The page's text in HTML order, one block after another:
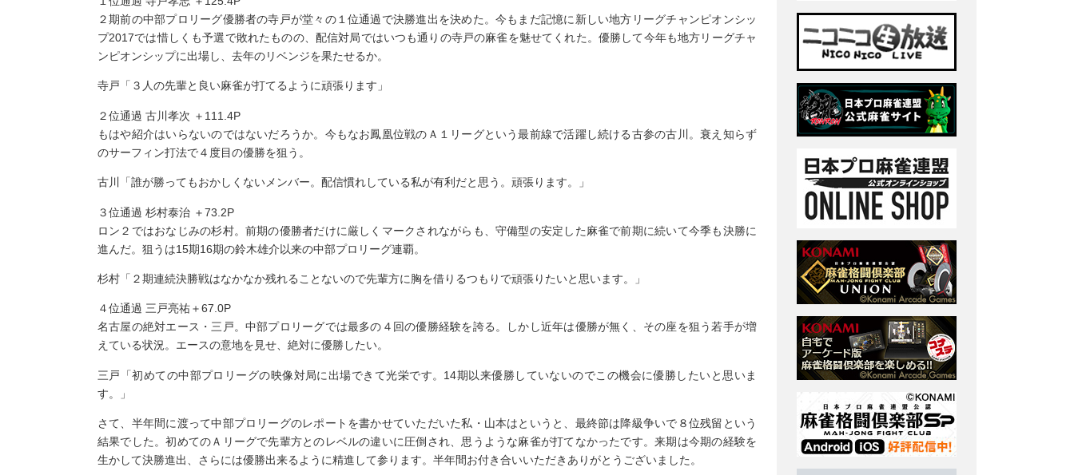
２期前の中部プロリーグ優勝者の寺戸が堂々の１位通過で決勝進出を決めた。今もまだ記憶に新しい地方リーグチャンピオンシッ
プ2017では惜しくも予選で敗れたものの、配信対局ではいつも通りの寺戸の麻雀を魅せてくれた。優勝して今年も地方リーグチャ
ンピオンシップに出場し、去年のリベンジを果たせるか。
寺戸「３人の先輩と良い麻雀が打てるように頑張ります」
２位通過 古川孝次 ＋111.4P
もはや紹介はいらないのではないだろうか。今もなお鳳凰位戦のＡ１リーグという最前線で活躍し続ける古参の古川。衰え知らず
のサーフィン打法で４度目の優勝を狙う。
古川「誰が勝ってもおかしくないメンバー。配信慣れしている私が有利だと思う。頑張ります。」
３位通過 杉村泰治 ＋73.2P
ロン２ではおなじみの杉村。前期の優勝者だけに厳しくマークされながらも、守備型の安定した麻雀で前期に続いて今季も決勝に
進んだ。狙うは15期16期の鈴木雄介以来の中部プロリーグ連覇。
杉村「２期連続決勝戦はなかなか残れることないので先輩方に胸を借りるつもりで頑張りたいと思います。」
４位通過 三戸亮祐＋67.0P
名古屋の絶対エース・三戸。中部プロリーグでは最多の４回の優勝経験を誇る。しかし近年は優勝が無く、その座を狙う若手が増
えている状況。エースの意地を見せ、絶対に優勝したい。
三戸「初めての中部プロリーグの映像対局に出場できて光栄です。14期以来優勝していないのでこの機会に優勝したいと思いま
す。」
さて、半年間に渡って中部プロリーグのレポートを書かせていただいた私・山本はというと、最終節は降級争いで８位残留という
結果でした。初めてのＡリーグで先輩方とのレベルの違いに圧倒され、思うような麻雀が打てなかったです。来期は今期の経験を
生かして決勝進出、さらには優勝出来るように精進して参ります。半年間お付き合いいただきありがとうございました。